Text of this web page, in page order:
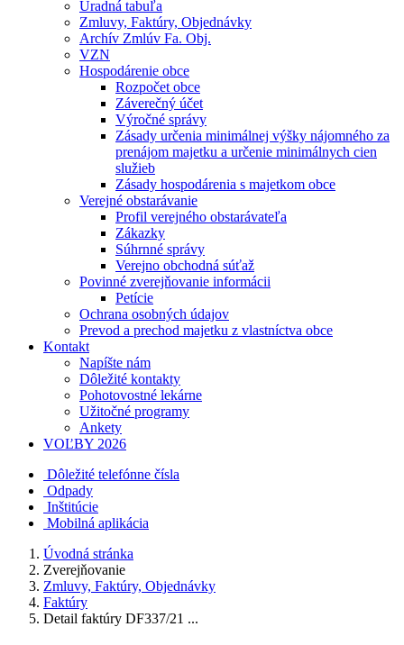
Úradná tabuľa
Zmluvy, Faktúry, Objednávky
Archív Zmlúv Fa. Obj.
VZN
Hospodárenie obce
Rozpočet obce
Záverečný účet
Výročné správy
Zásady určenia minimálnej výšky nájomného za
prenájom majetku a určenie minimálnych cien
služieb
Zásady hospodárenia s majetkom obce
Verejné obstarávanie
Profil verejného obstarávateľa
Zákazky
Súhrnné správy
Verejno obchodná súťaž
Povinné zverejňovanie informácii
Petície
Ochrana osobných údajov
Prevod a prechod majetku z vlastníctva obce
Kontakt
Napíšte nám
Dôležité kontakty
Pohotovostné lekárne
Užitočné programy
Ankety
VOĽBY 2026
Dôležité telefónne čísla
Odpady
Inštitúcie
Mobilná aplikácia
Úvodná stránka
Zverejňovanie
Zmluvy, Faktúry, Objednávky
Faktúry
Detail faktúry DF337/21 ...